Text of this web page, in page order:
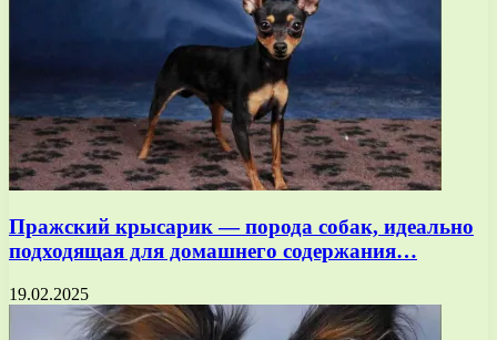
Пражский крысарик — порода собак, идеально
подходящая для домашнего содержания…
19.02.2025